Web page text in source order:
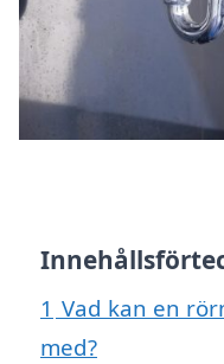
1 Vad kan en
med?